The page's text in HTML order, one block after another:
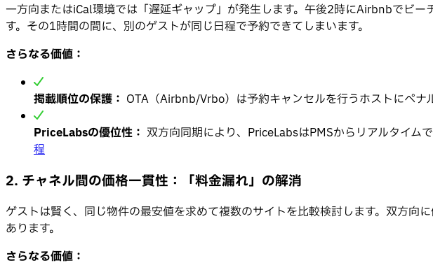
一方向またはiCal環境では「遅延ギャップ」が発生します。午後2時にAirbnbでビ
す。その1時間の間に、別のゲストが同じ日程で予約できてしまいます。
さらなる価値：
掲載順位の保護： OTA（Airbnb/Vrbo）は予約キャンセルを行うホストにペナ
PriceLabsの優位性： 双方向同期により、PriceLabsはPMSからリアルタイム
程
2. チャネル間の価格一貫性：「料金漏れ」の解消
ゲストは賢く、同じ物件の最安値を求めて複数のサイトを比較検討します。双方
あります。
さらなる価値：